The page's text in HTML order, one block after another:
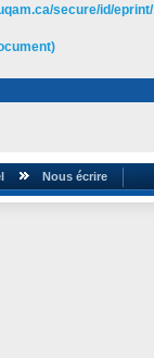
secure/id/
Nous écrire